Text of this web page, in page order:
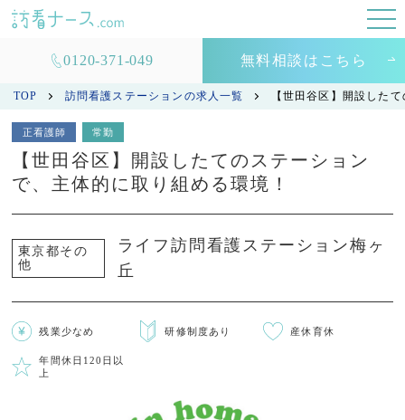
0120-371-049 無料相談はこちら
TOP 訪問看護ステーションの求人一覧 【世田谷区】開設した
正看護師 常勤
【世田谷区】開設したてのステーション
で、主体的に取り組める環境！
東京都その
他
ライフ訪問看護ステーション梅ヶ
丘
残業少なめ 研修制度あり 産休育休
年間休日120日以
上